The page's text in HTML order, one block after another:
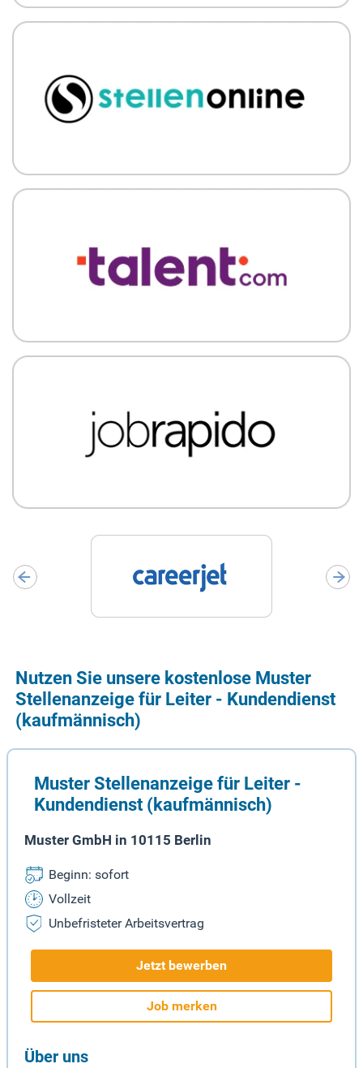
Nutzen Sie unsere kostenlose Muster
Stellenanzeige für Leiter - Kundendienst
(kaufmännisch)
Muster Stellenanzeige für Leiter -
Kundendienst (kaufmännisch)
Muster GmbH in 10115 Berlin
Beginn: sofort
Vollzeit
Unbefristeter Arbeitsvertrag
Jetzt bewerben
Job merken
Über uns